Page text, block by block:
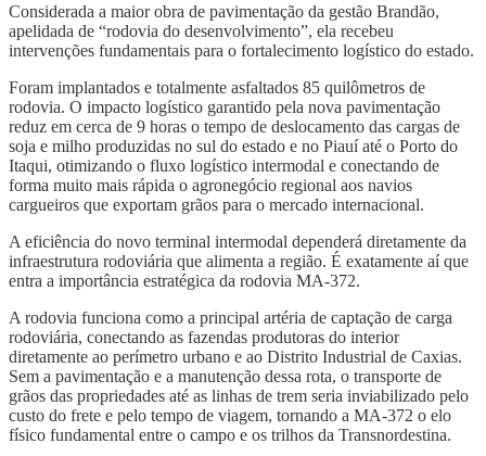
Considerada a maior obra de pavimentação da gestão Brandão,
apelidada de “rodovia do desenvolvimento”, ela recebeu
intervenções fundamentais para o fortalecimento logístico do estado.
Foram implantados e totalmente asfaltados 85 quilômetros de
rodovia. O impacto logístico garantido pela nova pavimentação
reduz em cerca de 9 horas o tempo de deslocamento das cargas de
soja e milho produzidas no sul do estado e no Piauí até o Porto do
Itaqui, otimizando o fluxo logístico intermodal e conectando de
forma muito mais rápida o agronegócio regional aos navios
cargueiros que exportam grãos para o mercado internacional.
A eficiência do novo terminal intermodal dependerá diretamente da
infraestrutura rodoviária que alimenta a região. É exatamente aí que
entra a importância estratégica da rodovia MA-372.
A rodovia funciona como a principal artéria de captação de carga
rodoviária, conectando as fazendas produtoras do interior
diretamente ao perímetro urbano e ao Distrito Industrial de Caxias.
Sem a pavimentação e a manutenção dessa rota, o transporte de
grãos das propriedades até as linhas de trem seria inviabilizado pelo
custo do frete e pelo tempo de viagem, tornando a MA-372 o elo
físico fundamental entre o campo e os trilhos da Transnordestina.